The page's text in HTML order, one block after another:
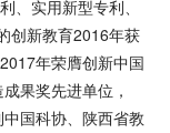
、实用新型专利、
创新教育2016年获
年荣膺创新中国
果奖先进单位，
国科协、陕西省教